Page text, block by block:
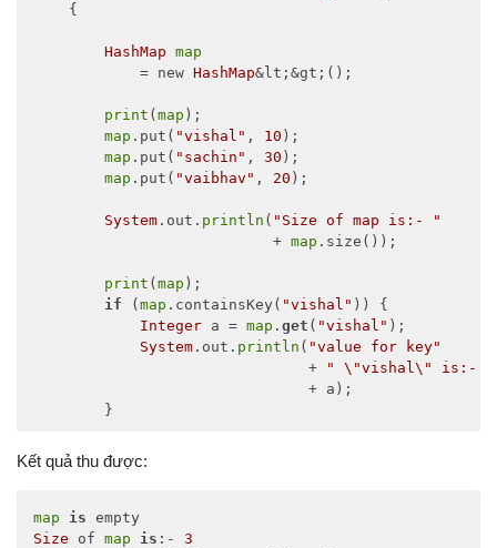
    {
HashMap map
            = new
HashMap&lt;&gt;();
print ( map );
map .put( "vishal" , 10 );
map .put( "sachin" , 30 );
map .put( "vaibhav" , 20 );
System .out. println ( "Size of map is:- "
                           +
map .size());
print ( map );
if ( map .containsKey( "vishal" )) {
Integer a = map . get ( "vishal" );
System .out. println ( "value for key"
                               +
" \"vishal\" is:- "
                               + a);
        }
map
print
public static void
Kết quả thu được:
map is
Size of map is :- 3